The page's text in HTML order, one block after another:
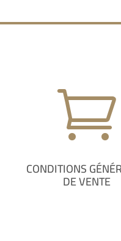

CONDITIONS
DE VENTE